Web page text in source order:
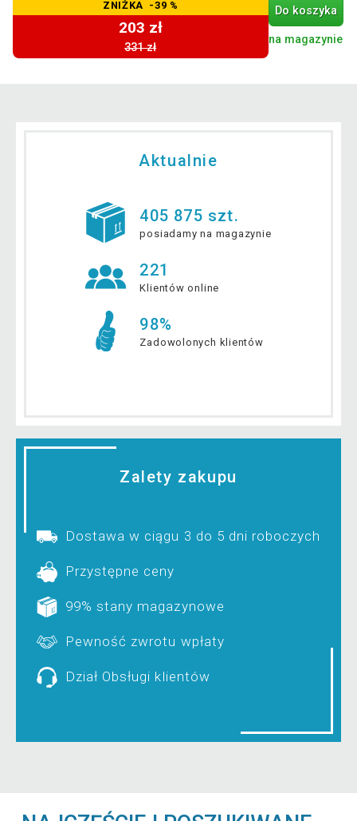
ZNIŻKA -39 %
203 zł
331 zł
Do koszyka
na magazynie
Aktualnie
405 875 szt.
posiadamy na magazynie
221
Klientów online
98%
Zadowolonych klientów
Zalety zakupu
Dostawa w ciągu 3 do 5 dni roboczych
Przystępne ceny
99% stany magazynowe
Pewność zwrotu wpłaty
Dział Obsługi klientów